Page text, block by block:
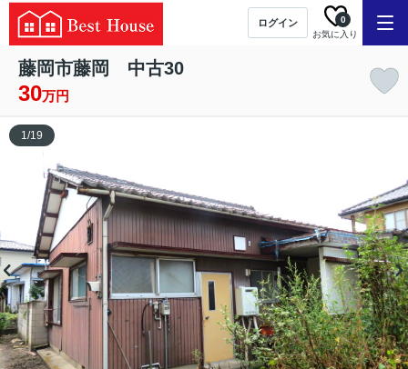
ログイン
お気に入り
0
藤岡市藤岡 中古30
30万円
1/19